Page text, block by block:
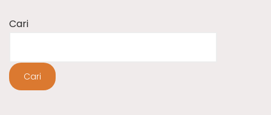
Cari
Cari